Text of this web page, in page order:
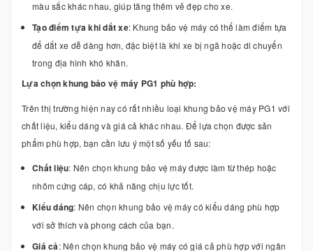
màu sắc khác nhau, giúp tăng thêm vẻ đẹp cho xe.
Tạo điểm tựa khi dắt xe: Khung bảo vệ máy có thể làm điểm tựa
để dắt xe dễ dàng hơn, đặc biệt là khi xe bị ngã hoặc di chuyển
trong địa hình khó khăn.
Lựa chọn khung bảo vệ máy PG1 phù hợp:
Trên thị trường hiện nay có rất nhiều loại khung bảo vệ máy PG1 với
chất liệu, kiểu dáng và giá cả khác nhau. Để lựa chọn được sản
phẩm phù hợp, bạn cần lưu ý một số yếu tố sau:
Chất liệu: Nên chọn khung bảo vệ máy được làm từ thép hoặc
nhôm cứng cáp, có khả năng chịu lực tốt.
Kiểu dáng: Nên chọn khung bảo vệ máy có kiểu dáng phù hợp
với sở thích và phong cách của bạn.
Giá cả: Nên chọn khung bảo vệ máy có giá cả phù hợp với ngân